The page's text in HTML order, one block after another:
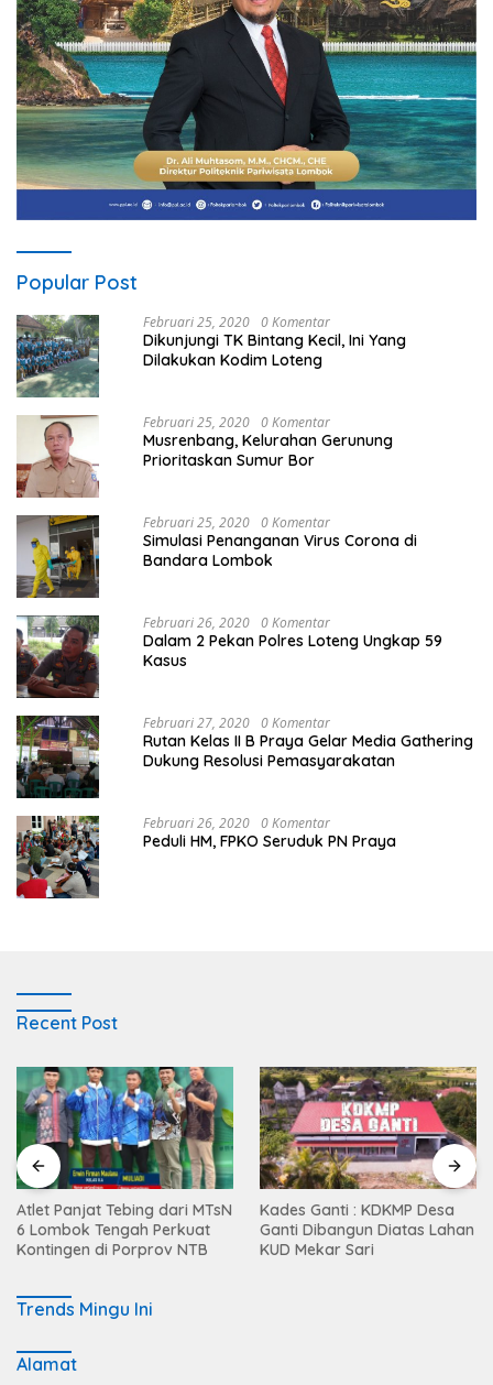
Popular Post
Februari 25, 2020 0 Komentar
Dikunjungi TK Bintang Kecil, Ini Yang
Dilakukan Kodim Loteng
Februari 25, 2020 0 Komentar
Musrenbang, Kelurahan Gerunung
Prioritaskan Sumur Bor
Februari 25, 2020 0 Komentar
Simulasi Penanganan Virus Corona di
Bandara Lombok
Februari 26, 2020 0 Komentar
Dalam 2 Pekan Polres Loteng Ungkap 59
Kasus
Februari 27, 2020 0 Komentar
Rutan Kelas II B Praya Gelar Media Gathering
Dukung Resolusi Pemasyarakatan
Februari 26, 2020 0 Komentar
Peduli HM, FPKO Seruduk PN Praya
Recent Post
Atlet Panjat Tebing dari MTsN
6 Lombok Tengah Perkuat
Kontingen di Porprov NTB
Kades Ganti : KDKMP Desa
Ganti Dibangun Diatas Lahan
KUD Mekar Sari
Trends Mingu Ini
Alamat